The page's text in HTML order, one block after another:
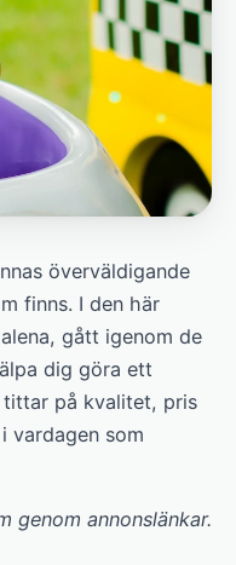
överväldigande
finns. I den här
gått igenom de
dig göra ett
på kvalitet, pris
vardagen som
genom annonslänkar.